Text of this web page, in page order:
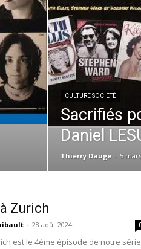
CULTURE SOCIÉTÉ
Sacrifiés
Daniel
Thierry Dauge - 5
Zurich
- 28 août 2024
est le 4ème épisode de notre série